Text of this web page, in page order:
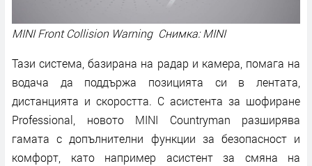
MINI Front Collision Warning Снимка: MINI
Тази система, базирана на радар и камера, помага на
водача да поддържа позицията си в лентата,
дистанцията и скоростта. С асистента за шофиране
Professional, новото MINI Countryman разширява
гамата с допълнителни функции за безопасност и
комфорт, като например асистент за смяна на